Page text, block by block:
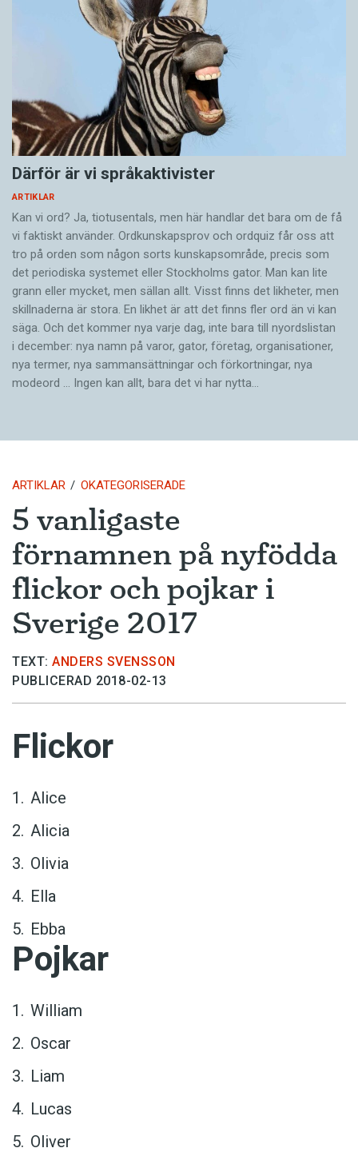
Därför är vi språkaktivister
ARTIKLAR
Kan vi ord? Ja, tiotusentals, men här handlar det bara om de få
vi faktiskt använder. Ordkunskapsprov och ordquiz får oss att
tro på orden som någon sorts kunskapsområde, precis som
det periodiska systemet eller Stockholms gator. Man kan lite
grann eller mycket, men sällan allt. Visst finns det likheter, men
skillnaderna är stora. En likhet är att det finns fler ord än vi kan
säga. Och det kommer nya varje dag, inte bara till nyordslistan
i december: nya namn på varor, gator, företag, organisationer,
nya termer, nya samman­sättningar och förkortningar, nya
modeord … Ingen kan allt, bara det vi har nytta…
ARTIKLAR OKATEGORISERADE
5 vanligaste
förnamnen på nyfödda
flickor och pojkar i
Sverige 2017
TEXT: ANDERS SVENSSON
PUBLICERAD 2018-02-13
Flickor
Alice
Alicia
Olivia
Ella
Ebba
Pojkar
William
Oscar
Liam
Lucas
Oliver